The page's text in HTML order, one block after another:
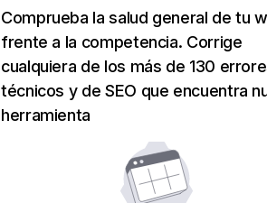
Comprueba la salud general de tu
frente a la competencia. Corrige
cualquiera de los más de 130
técnicos y de SEO que encuentra
herramienta